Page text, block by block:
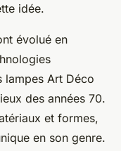
idée.
évolué en
lampes Art Déco
des années 70.
et formes,
en son genre.